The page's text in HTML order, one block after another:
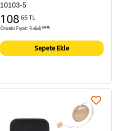
10103-5
108 65 TL
Önceki Fiyat:144 86 TL
Sepete Ekle